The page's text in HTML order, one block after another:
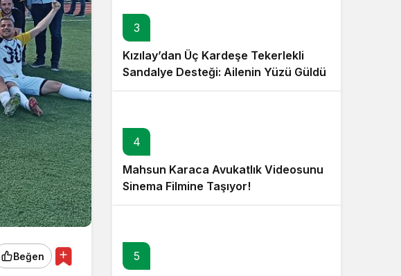
Beğen
3
Kızılay’dan Üç Kardeşe Tekerlekli
Sandalye Desteği: Ailenin Yüzü Güldü
4
Mahsun Karaca Avukatlık Videosunu
Sinema Filmine Taşıyor!
5